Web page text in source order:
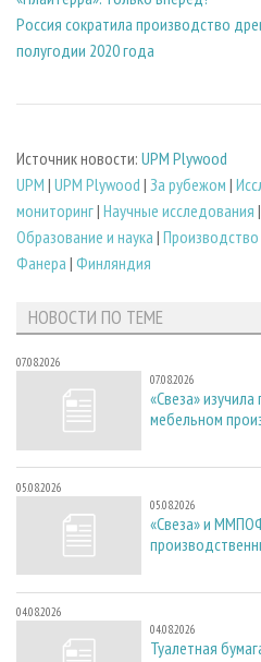
Россия сократила производство
полугодии 2020 года
Источник новости: UPM Plywood
UPM | UPM Plywood | За рубежом |
мониторинг| Научные исследования |
Образование и наука | Производство
Фанера | Финляндия
НОВОСТИ ПО ТЕМЕ
07.08.2026
07.08.2026
«Свеза»
мебельном
05.08.2026
05.08.2026
«Свеза» и
04.08.2026
04.08.2026
Туалетная